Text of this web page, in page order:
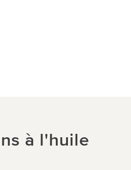
à l'huile